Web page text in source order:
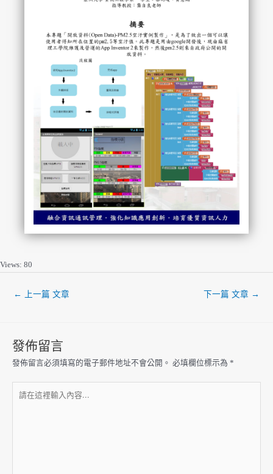
Views: 80
← 上一篇 文章 下一篇 文章 →
發佈留言
發佈留言必須填寫的電子郵件地址不會公開。 必填欄位標示為 *